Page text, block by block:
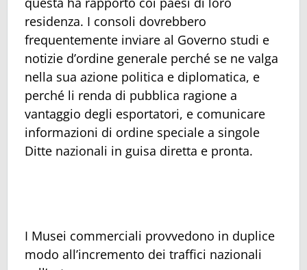
residenza. I consoli dovrebbero
frequentemente inviare al Governo studi e
notizie d’ordine generale perché se ne valga
nella sua azione politica e diplomatica, e
perché li renda di pubblica ragione a
vantaggio degli esportatori, e comunicare
informazioni di ordine speciale a singole
Ditte nazionali in guisa diretta e pronta.
I Musei commerciali provvedono in duplice
modo all’incremento dei traffici nazionali